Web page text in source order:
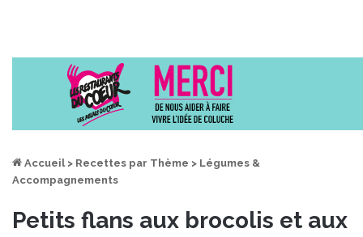
Accueil > Recettes par Thème > Légumes &
Accompagnements
Petits flans aux brocolis et aux